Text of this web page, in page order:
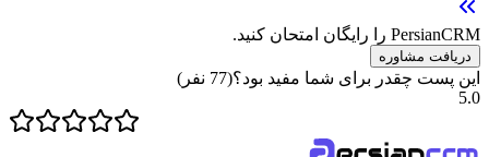
PersianCRM را رایگان امتحان کنید.
دریافت مشاوره
این پست چقدر برای شما مفید بود؟(
77 نفر)
5.0